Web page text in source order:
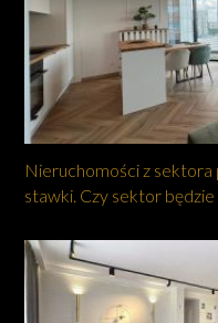
Nieruchomości z sektora
stawki. Czy sektor będzie